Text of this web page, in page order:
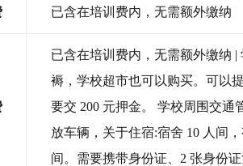
已含在培训费内，无需额外缴纳
已含在培训费内，无需额外缴纳
褥，学校超市也可以购买。可以
要交 200 元押金。 学校周围交
放车辆，关于住宿:宿舍 10 人间
间。需要携带身份证、2 张身份